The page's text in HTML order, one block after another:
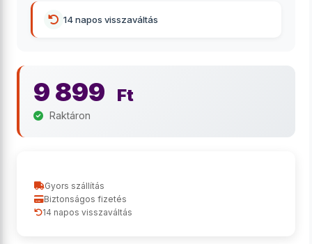
14 napos visszaváltás
9 899 Ft
Raktáron
Gyors szállítás
Biztonságos fizetés
14 napos visszaváltás